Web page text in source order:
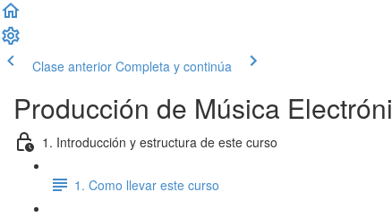
Clase anterior Completa y continúa
Producción de Música
1. Introducción y estructura de este curso
1. Como llevar este curso